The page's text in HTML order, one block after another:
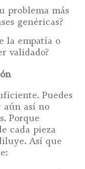
problema más
genéricas?
la empatía o
validado?
Puedes
aún así no
Porque
cada pieza
Así que